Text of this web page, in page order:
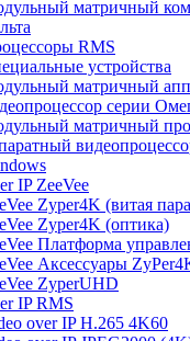
матричный
RMS
устройства
матричный
серии
матричный
IP ZeeVee
Zyper4K (витая
Zyper4K (оптика)
Платформа
Аксессуары
ZyperUHD
IP RMS
over IP H.265 4K60